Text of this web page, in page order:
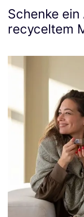
Schenke
recyceltem